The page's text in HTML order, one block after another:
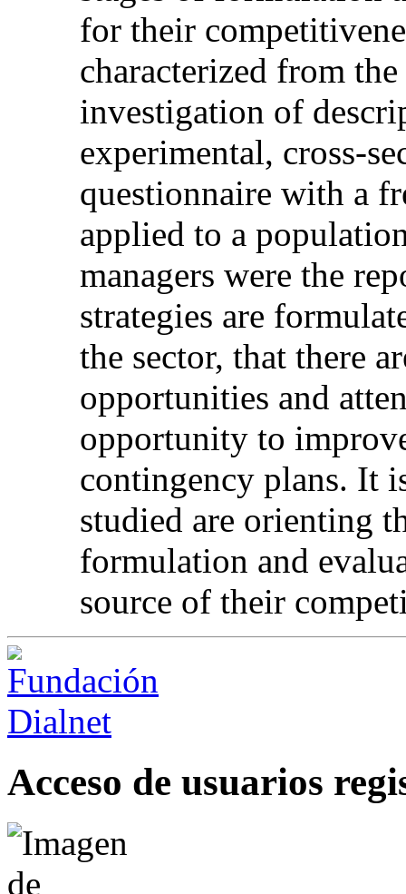
for their
characterized from
investigation of
experimental, cross-
questionnaire with a
applied to a
managers were the
strategies are
the sector, that there
opportunities and
opportunity to
contingency plans. It
studied are orienting
formulation and
source of their
Acceso de usuarios